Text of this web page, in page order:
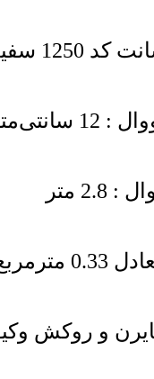
متر
میدهد
و روکش